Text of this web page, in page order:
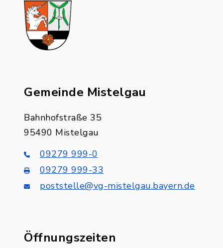
Gemeinde Mistelgau
Bahnhofstraße 35
95490 Mistelgau
09279 999-0
09279 999-33
poststelle@vg-mistelgau.bayern.de
Öffnungszeiten